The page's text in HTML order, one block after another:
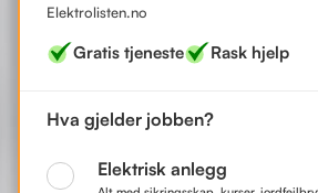
Elektrolisten.no
Gratis tjeneste Rask hjelp
Hva gjelder jobben?
Elektrisk anlegg